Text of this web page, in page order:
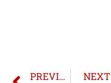
PREVIOUS NEXT